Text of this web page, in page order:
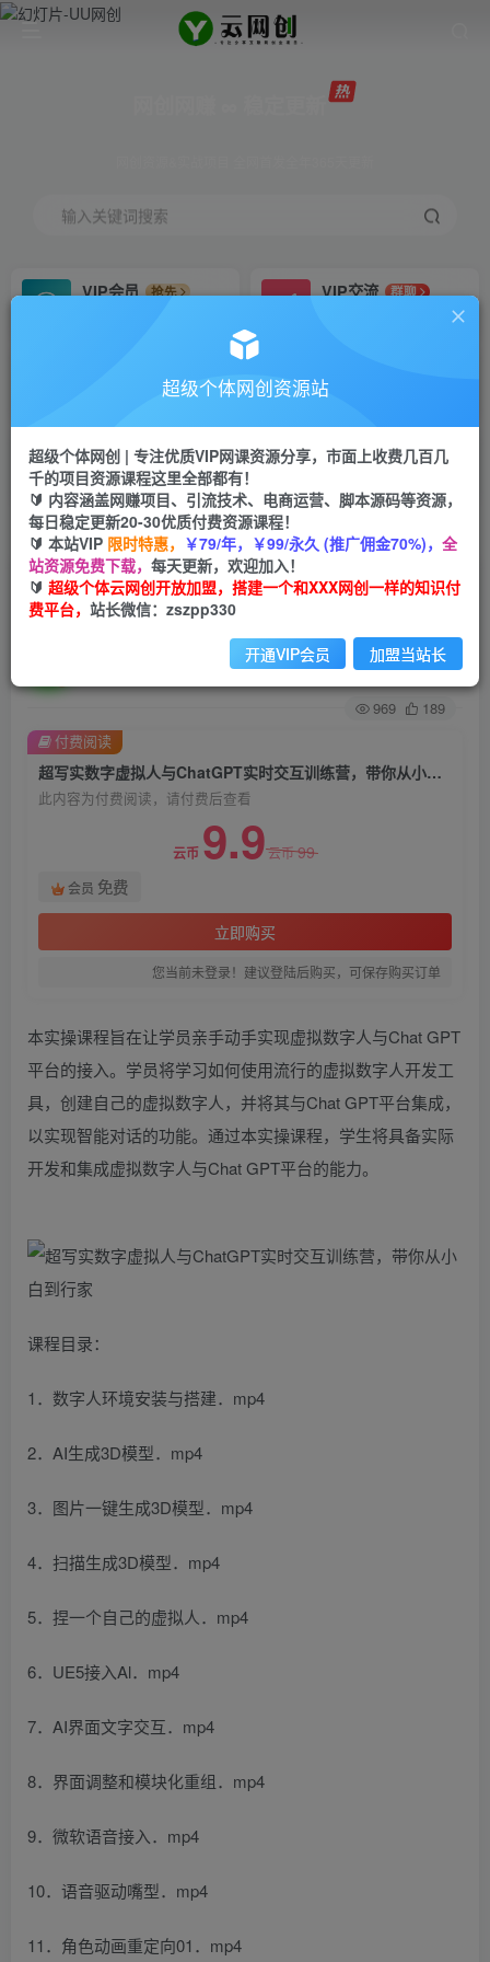
输入关键词搜索
VIP会员
抢先
VIP交流
群聊
研究探讨更多创业项目路子。
会员专属推广链接
招募站长
挂机
项目
脚本卡密
APP下载
GO
首页 创业课程 会员免费 正文
超写实数字虚拟人与ChatGPT实时交互训练营，
带你从小白到行家
关注 私信
969 189
超写实数字虚拟人与ChatGPT实时交互训练营，带你从小白到行家
此内容为付费阅读，请付费后查看
云币 9.9云币99
会员 免费
立即购买
您当前未登录！建议登陆后购买，可保存购买订单
付费阅读
本实操课程旨在让学员亲手动手实现虚拟数字人与Chat GPT
平台的接入。学员将学习如何使用流行的虚拟数字人开发工
具，创建自己的虚拟数字人，并将其与Chat GPT平台集成，
以实现智能对话的功能。通过本实操课程，学生将具备实际
开发和集成虚拟数字人与Chat GPT平台的能力。
课程目录：
1．数字人环境安装与搭建．mp4
2．AI生成3D模型．mp4
3．图片一键生成3D模型．mp4
4．扫描生成3D模型．mp4
5．捏一个自己的虚拟人．mp4
6．UE5接入Al．mp4
7．AI界面文字交互．mp4
8．界面调整和模块化重组．mp4
9．微软语音接入．mp4
10．语音驱动嘴型．mp4
11．角色动画重定向01．mp4
超级个体网创资源站
超级个体网创 | 专注优质VIP网课资源分享，市面上收费几百几
千的项目资源课程这里全部都有！
🔰 内容涵盖网赚项目、引流技术、电商运营、脚本源码等资源，
每日稳定更新20-30优质付费资源课程！
🔰 本站VIP 限时特惠， ￥79/年，￥99/永久 (推广佣金70%)， 全
站资源免费下载， 每天更新，欢迎加入！
🔰 超级个体云网创开放加盟，搭建一个和XXX网创一样的知识付
费平台， 站长微信：zszpp330
开通VIP会员 加盟当站长